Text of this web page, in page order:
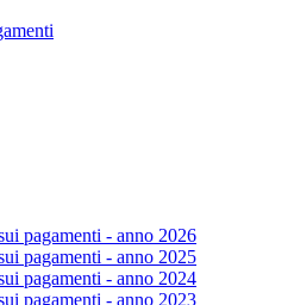
pagamenti - anno 2026
pagamenti - anno 2025
pagamenti - anno 2024
pagamenti - anno 2023